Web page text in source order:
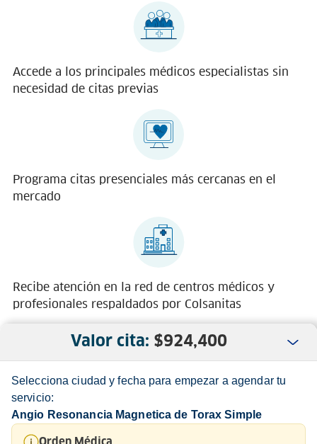
Valor cita: $924,400
Selecciona ciudad y fecha para empezar a agendar tu
servicio:
Angio Resonancia Magnetica de Torax Simple
Orden Médica
Accede a los principales médicos especialistas sin
necesidad de citas previas
Programa citas presenciales más cercanas en el
mercado
Recibe atención en la red de centros médicos y
profesionales respaldados por Colsanitas